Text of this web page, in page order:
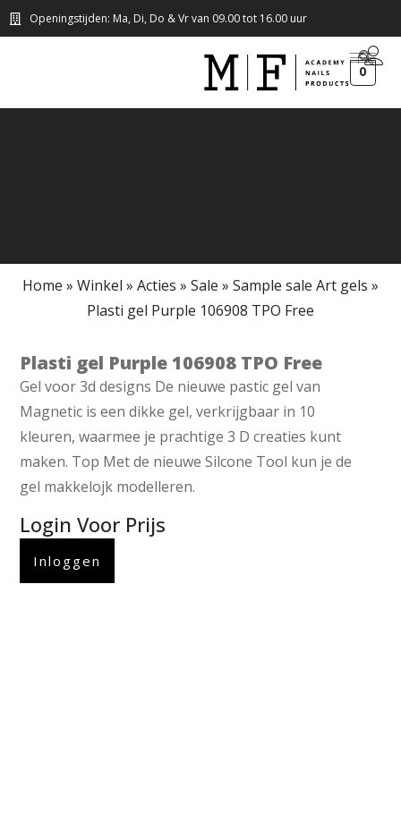
Openingstijden: Ma, Di, Do & Vr van 09.00 tot 16.00 uur
0
Home » Winkel » Acties » Sale » Sample sale Art gels »
Plasti gel Purple 106908 TPO Free
Plasti gel Purple 106908 TPO Free
Gel voor 3d designs De nieuwe pastic gel van
Magnetic is een dikke gel, verkrijgbaar in 10
kleuren, waarmee je prachtige 3 D creaties kunt
maken. Top Met de nieuwe Silcone Tool kun je de
gel makkelojk modelleren.
Login Voor Prijs
Inloggen